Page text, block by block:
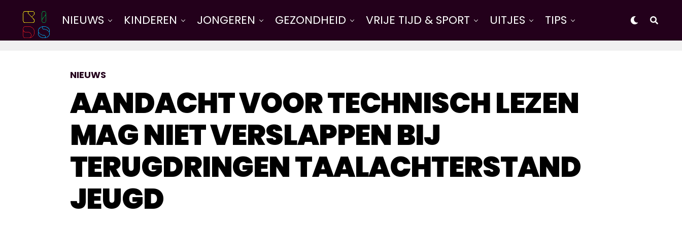
NIEUWS KINDEREN JONGEREN GEZONDHEID VRIJE TIJD & SPORT UITJES TIPS
NIEUWS
AANDACHT VOOR TECHNISCH LEZEN
MAG NIET VERSLAPPEN BIJ
TERUGDRINGEN TAALACHTERSTAND
JEUGD